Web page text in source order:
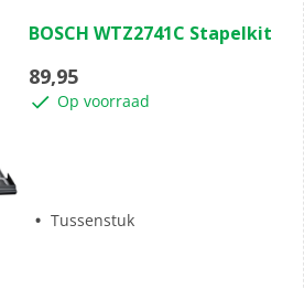
van
5
sterren.
BOSCH WTZ2741C Stapelkit
89,95
Op voorraad
Tussenstuk